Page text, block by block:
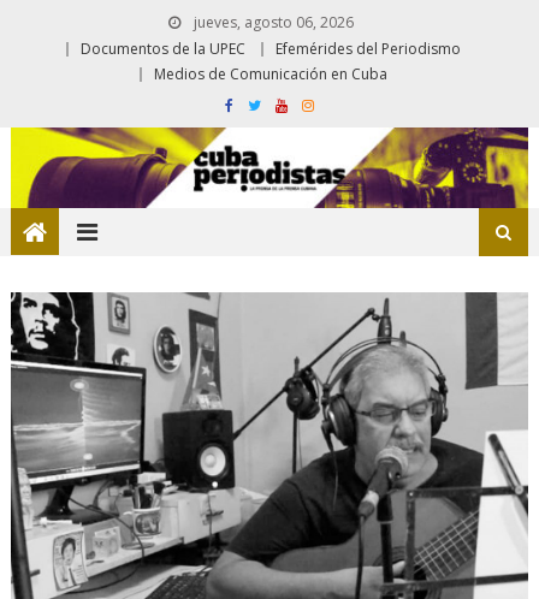
jueves, agosto 06, 2026
Documentos de la UPEC
Efemérides del Periodismo
Medios de Comunicación en Cuba